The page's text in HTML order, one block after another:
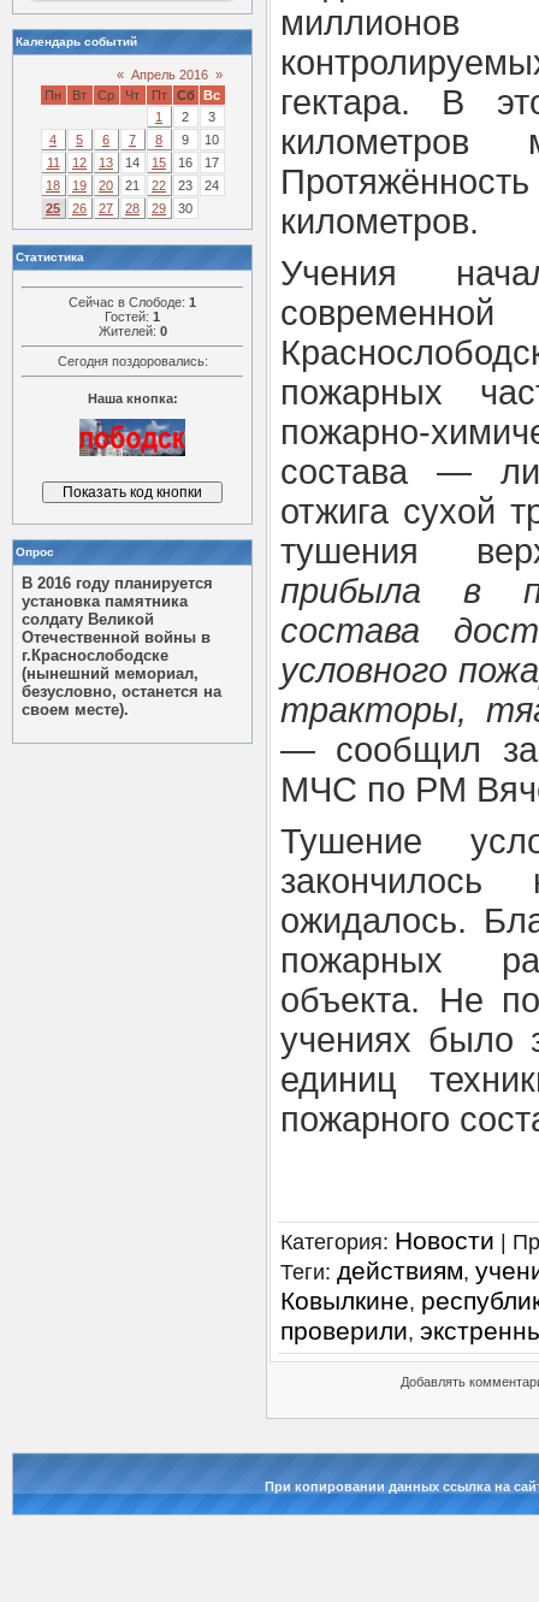
Календарь событий
« Апрель 2016 »
Пн
Вт Ср Чт Пт Сб
Вс
1
2
3
4
5 6 7 8 9
10
11
12 13 14 15 16
17
18
19 20 21 22 23
24
25
26 27 28 29 30
Статистика
Сейчас в Слободе: 1
Гостей: 1
Жителей: 0
Сегодня поздоровались:
Наша кнопка:
Опрос
В 2016 году планируется
установка памятника
солдату Великой
Отечественной войны в
г.Краснослободске
(нынешний мемориал,
безусловно, останется на
своем месте).
гектара. В
километров
километров.
Учения
современной
пожарных
пожарно-
состава —
отжига сухой
тушения
прибыла в
состава
условного
тракторы,
— сообщил
МЧС по РМ
Тушение
ожидалось.
пожарных
объекта. Не
учениях было
единиц
пожарного
Категория: Новости
Теги: действиям,
Ковылкине,
проверили,
Добавлять
При копировании данных ссылка на